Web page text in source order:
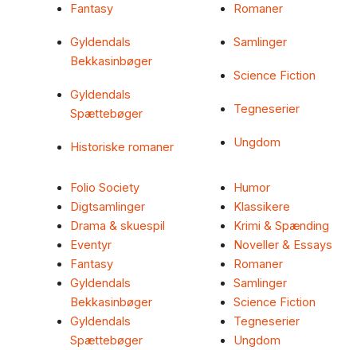
Fantasy
Gyldendals
Bekkasinbøger
Gyldendals
Spættebøger
Historiske romaner
Romaner
Samlinger
Science Fiction
Tegneserier
Ungdom
Folio Society
Digtsamlinger
Drama & skuespil
Eventyr
Fantasy
Gyldendals
Bekkasinbøger
Gyldendals
Spættebøger
Humor
Klassikere
Krimi & Spænding
Noveller & Essays
Romaner
Samlinger
Science Fiction
Tegneserier
Ungdom